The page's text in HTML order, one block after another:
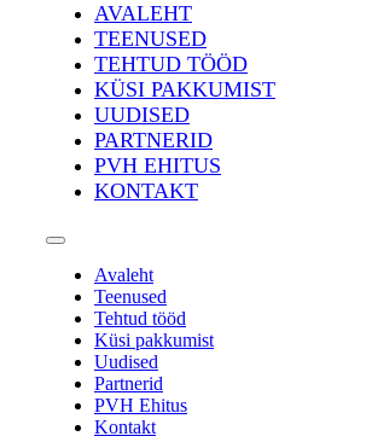
AVALEHT
TEENUSED
TEHTUD TÖÖD
KÜSI PAKKUMIST
UUDISED
PARTNERID
PVH EHITUS
KONTAKT
Avaleht
Teenused
Tehtud tööd
Küsi pakkumist
Uudised
Partnerid
PVH Ehitus
Kontakt